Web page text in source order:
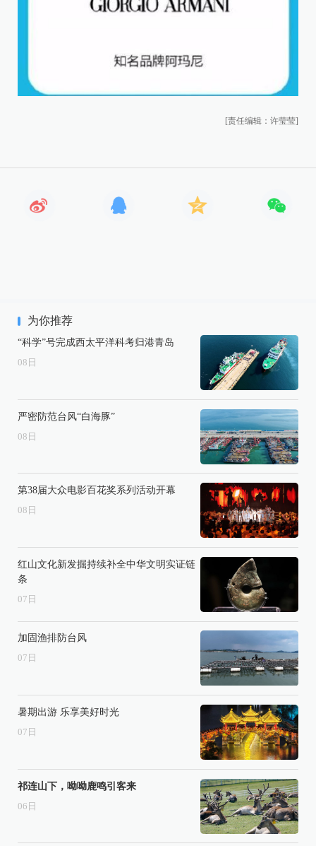
[责任编辑：许莹莹]
为你推荐
“科学”号完成西太平洋科考归港青岛
08 日
严密防范台风“白海豚”
08 日
第38届大众电影百花奖系列活动开幕
08 日
红山文化新发掘持续补全中华文明实证链
条
07 日
加固渔排防台风
07 日
暑期出游 乐享美好时光
07 日
祁连山下，呦呦鹿鸣引客来
06 日